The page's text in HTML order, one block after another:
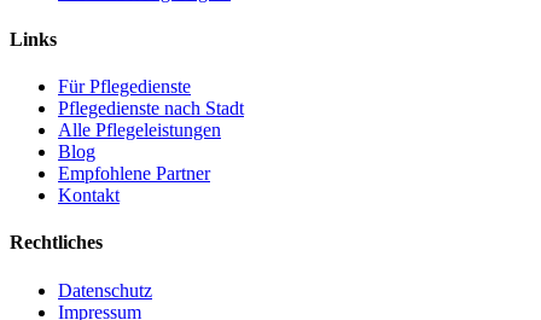
Links
Für Pflegedienste
Pflegedienste nach Stadt
Alle Pflegeleistungen
Blog
Empfohlene Partner
Kontakt
Rechtliches
Datenschutz
Impressum